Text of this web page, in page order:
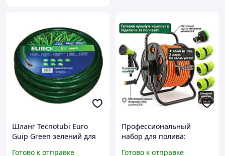
Шланг Tecnotubi Euro
Guip Green зелений для
Готово к отправке
Профессиональный
набор для полива:
Готово к отправке